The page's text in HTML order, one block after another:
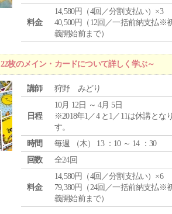
料金
14,580円（4回／分割支払い）×3
40,500円（12回／一括前納支払※
義開始前まで）
枚のメイン・カードについて詳しく学ぶ～
講師 狩野 みどり
日程
10月 12日 ～ 4月 5日
※2018年1／4 と1／11は休講とな
す。
時間
毎週 （木） 13 ：10 ～ 14 ：30
回数
全24回
料金
14,580円（4回／分割支払い）×6
79,380円（24回／一括前納支払※
義開始前まで）